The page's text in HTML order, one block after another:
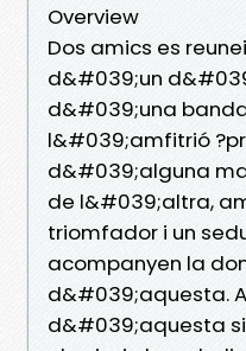
Overview
Dos amics es
d&#039;un
d&#039;una
l&#039;amfitrió
d&#039;alguna
de l&#039;altra,
triomfador i un
acompanyen la
d&#039;aquesta.
d&#039;aquesta